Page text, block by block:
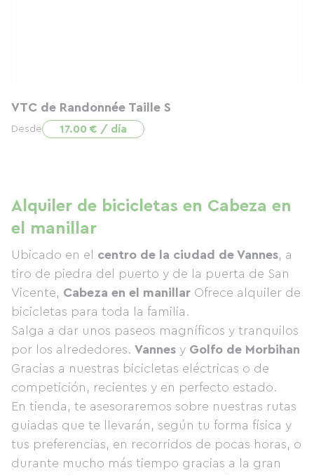
VTC de Randonnée Taille S
Desde 17.00 € / día
Alquiler de bicicletas en Cabeza en
el manillar
Ubicado en el centro de la ciudad de Vannes, a
tiro de piedra del puerto y de la puerta de San
Vicente, Cabeza en el manillar Ofrece alquiler de
bicicletas para toda la familia.
Salga a dar unos paseos magníficos y tranquilos
por los alrededores. Vannes y Golfo de Morbihan
Gracias a nuestras bicicletas eléctricas o de
competición, recientes y en perfecto estado.
En tienda, te asesoraremos sobre nuestras rutas
guiadas que te llevarán, según tu forma física y
tus preferencias, en recorridos de pocas horas, o
durante mucho más tiempo gracias a la gran